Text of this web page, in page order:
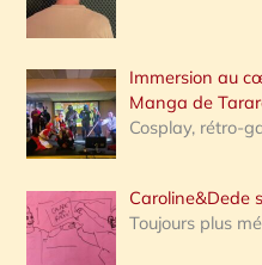
:
Immersion au
Manga de
Cosplay, rétro-
Caroline&Dede
Toujours plus